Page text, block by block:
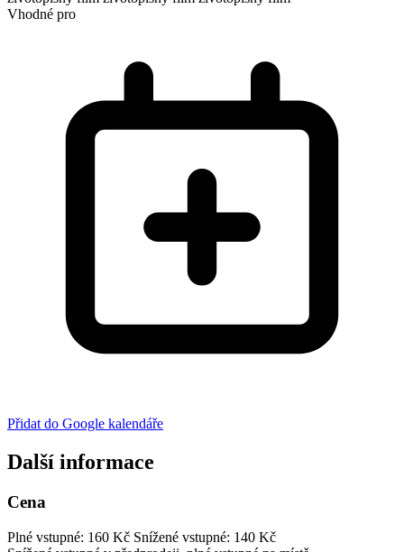
Vhodné pro
Přidat do Google kalendáře
Další informace
Cena
Plné vstupné: 160 Kč Snížené vstupné: 140 Kč